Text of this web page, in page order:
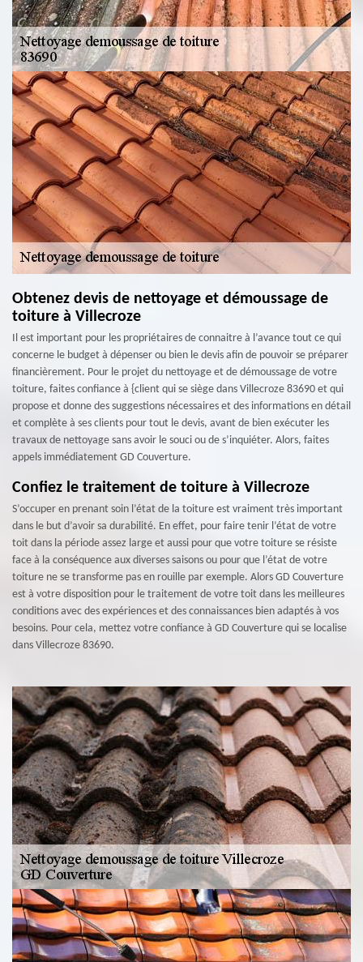
Obtenez devis de nettoyage et démoussage de
toiture à Villecroze
Il est important pour les propriétaires de connaitre à l’avance tout ce qui
concerne le budget à dépenser ou bien le devis afin de pouvoir se préparer
financièrement. Pour le projet du nettoyage et de démoussage de votre
toiture, faites confiance à {client qui se siège dans Villecroze 83690 et qui
propose et donne des suggestions nécessaires et des informations en détail
et complète à ses clients pour tout le devis, avant de bien exécuter les
travaux de nettoyage sans avoir le souci ou de s’inquiéter. Alors, faites
appels immédiatement GD Couverture.
Confiez le traitement de toiture à Villecroze
S’occuper en prenant soin l’état de la toiture est vraiment très important
dans le but d’avoir sa durabilité. En effet, pour faire tenir l’état de votre
toit dans la période assez large et aussi pour que votre toiture se résiste
face à la conséquence aux diverses saisons ou pour que l’état de votre
toiture ne se transforme pas en rouille par exemple. Alors GD Couverture
est à votre disposition pour le traitement de votre toit dans les meilleures
conditions avec des expériences et des connaissances bien adaptés à vos
besoins. Pour cela, mettez votre confiance à GD Couverture qui se localise
dans Villecroze 83690.